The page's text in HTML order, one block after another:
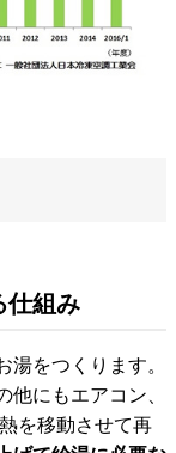
仕組み
湯をつくります。
にもエアコン、
を移動させて再